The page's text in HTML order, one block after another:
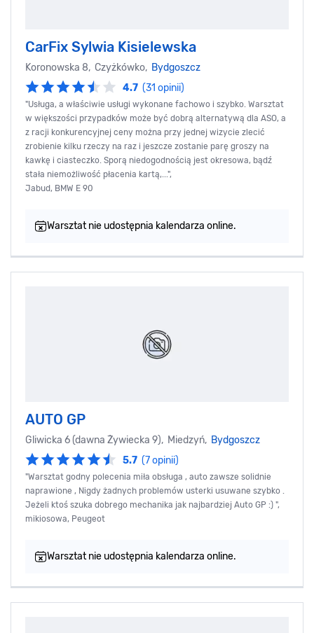
CarFix Sylwia Kisielewska
Koronowska 8, Czyżkówko, Bydgoszcz
4.7 (31 opinii)
"Usługa, a właściwie usługi wykonane fachowo i szybko. Warsztat
w większości przypadków może być dobrą alternatywą dla ASO, a
z racji konkurencyjnej ceny można przy jednej wizycie zlecić
zrobienie kilku rzeczy na raz i jeszcze zostanie parę groszy na
kawkę i ciasteczko. Sporą niedogodnością jest okresowa, bądź
stała niemożliwość płacenia kartą,...",
Jabud, BMW E 90
Warsztat nie udostępnia kalendarza online.
AUTO GP
Gliwicka 6 (dawna Żywiecka 9), Miedzyń, Bydgoszcz
5.7 (7 opinii)
"Warsztat godny polecenia miła obsługa , auto zawsze solidnie
naprawione , Nigdy żadnych problemów usterki usuwane szybko .
Jeżeli ktoś szuka dobrego mechanika jak najbardziej Auto GP :) ",
mikiosowa, Peugeot
Warsztat nie udostępnia kalendarza online.